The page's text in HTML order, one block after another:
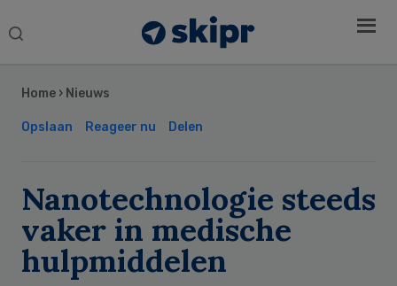
Search
Home › Nieuws
Opslaan Reageer nu Delen
Nanotechnologie steeds
vaker in medische
hulpmiddelen
Sidebar